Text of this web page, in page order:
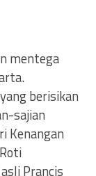
mentega
berisikan
sajian
Kenangan
Prancis